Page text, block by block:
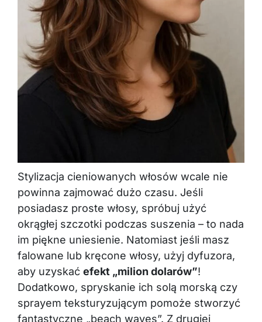
Stylizacja cieniowanych włosów wcale nie
powinna zajmować dużo czasu. Jeśli
posiadasz proste włosy, spróbuj użyć
okrągłej szczotki podczas suszenia – to nada
im piękne uniesienie. Natomiast jeśli masz
falowane lub kręcone włosy, użyj dyfuzora,
aby uzyskać efekt „milion dolarów”!
Dodatkowo, spryskanie ich solą morską czy
sprayem teksturyzującym pomoże stworzyć
fantastyczne „beach waves”. Z drugiej